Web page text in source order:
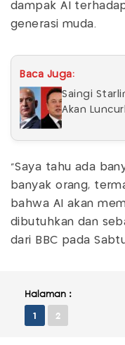
dampak AI
generasi muda.
Baca Juga:
Saingi
Akan
"Saya tahu ada
banyak orang,
bahwa AI akan
dibutuhkan dan
dari BBC pada
Halaman :
1 2